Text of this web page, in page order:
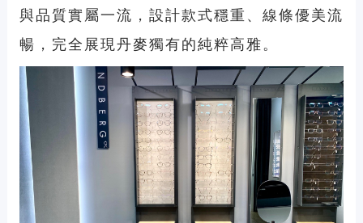
與品質實屬一流，設計款式穩重、線條優美流
暢，完全展現丹麥獨有的純粹高雅。